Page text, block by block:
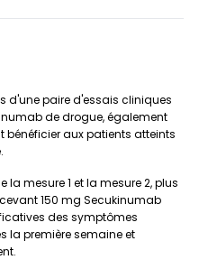
d'une paire d'essais cliniques
de drogue, également
bénéficier aux patients atteints
la mesure 1 et la mesure 2, plus
150 mg Secukinumab
des symptômes
la première semaine et